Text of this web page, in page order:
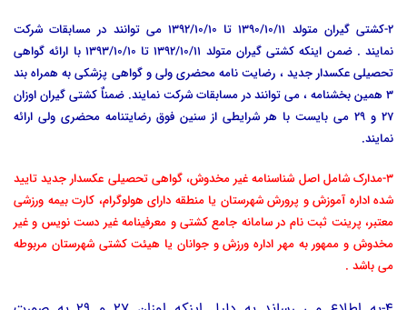
2-کشتی گیران متولد 1390/10/11 تا 1392/10/10 می توانند در مسابقات شرکت
نمایند . ضمن اینکه کشتی گیران متولد 1392/10/11 تا 1393/10/10 با ارائه گواهی
تحصیلی عکسدار جدید ، رضایت نامه محضری ولی و گواهی پزشکی به همراه بند
3 همین بخشنامه ، می توانند در مسابقات شرکت نمایند. ضمناٌ کشتی گیران اوزان
27 و 29 می بایست با هر شرایطی از سنین فوق رضایتنامه محضری ولی ارائه
نمایند.
3-مدارک شامل اصل شناسنامه غیر مخدوش، گواهی تحصیلی عکسدار جدید تایید
شده اداره آموزش و پرورش شهرستان یا منطقه دارای هولوگرام، کارت بیمه ورزشی
معتبر، پرینت ثبت نام در سامانه جامع کشتی و معرفینامه غیر دست نویس و غیر
مخدوش و ممهور به مهر اداره ورزش و جوانان یا هیئت کشتی شهرستان مربوطه
می باشد .